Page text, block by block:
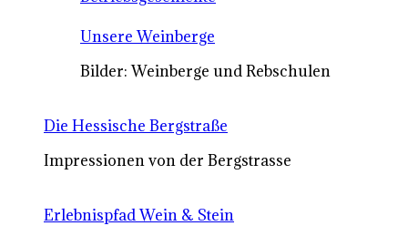
Unsere Weinberge
Bilder: Weinberge und Rebschulen
Die Hessische Bergstraße
Impressionen von der Bergstrasse
Erlebnispfad Wein & Stein